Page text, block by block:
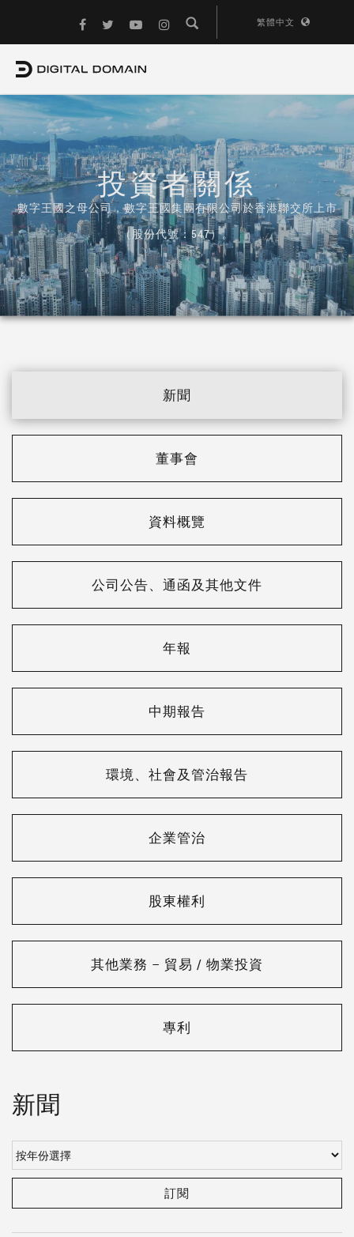
繁體中文
投資者關係
數字王國之母公司，數字王國集團有限公司於香港聯交所上市
（股份代號：547）。
新聞
董事會
資料概覽
公司公告、通函及其他文件
年報
中期報告
環境、社會及管治報告
企業管治
股東權利
其他業務 – 貿易 / 物業投資
專利
新聞
訂閱